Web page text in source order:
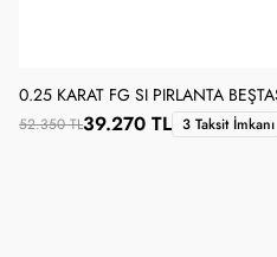
0.25 KARAT FG SI PIRLANTA
52.350 TL39.270 TL 3 Taksit İmkanı